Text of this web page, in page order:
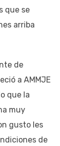
que se
arriba
de
a AMMJE
que la
muy
gusto les
de